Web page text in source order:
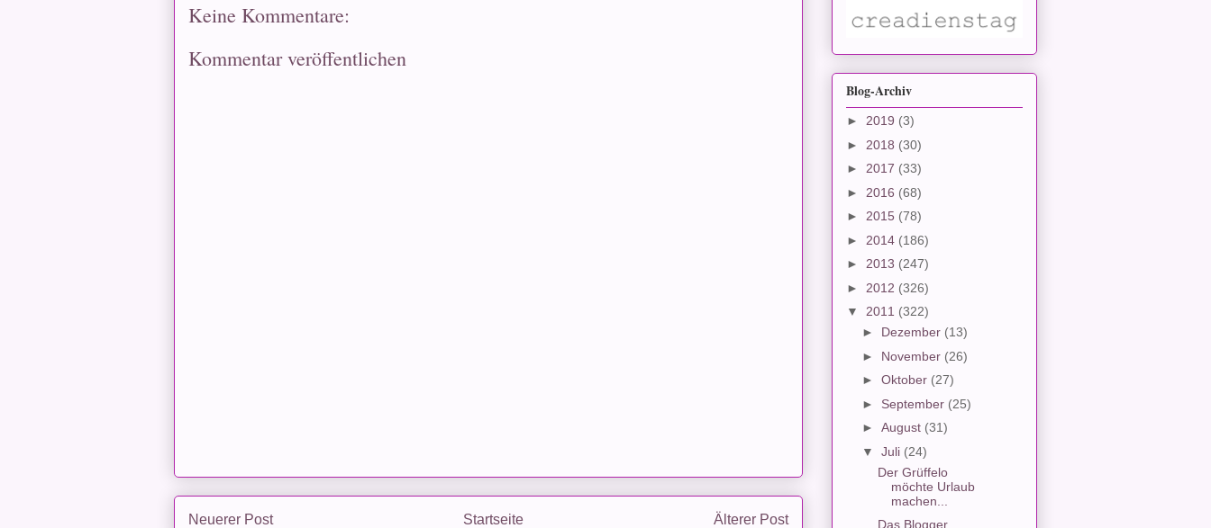
Keine Kommentare:
Kommentar veröffentlichen
Neuerer Post Älterer Post
Startseite
Blog-Archiv
► 2019 (3)
► 2018 (30)
► 2017 (33)
► 2016 (68)
► 2015 (78)
► 2014 (186)
► 2013 (247)
► 2012 (326)
▼ 2011 (322)
► Dezember (13)
► November (26)
► Oktober (27)
► September (25)
► August (31)
▼ Juli (24)
Der Grüffelo
möchte Urlaub
machen...
Das Blogger